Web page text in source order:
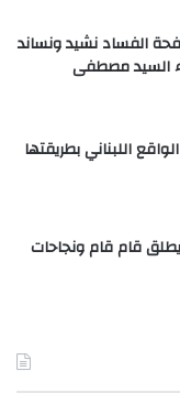
الفساد نشيد ونساند
السيد مصطفى
اللبناني بطريقتها
قام قام ونجاحات